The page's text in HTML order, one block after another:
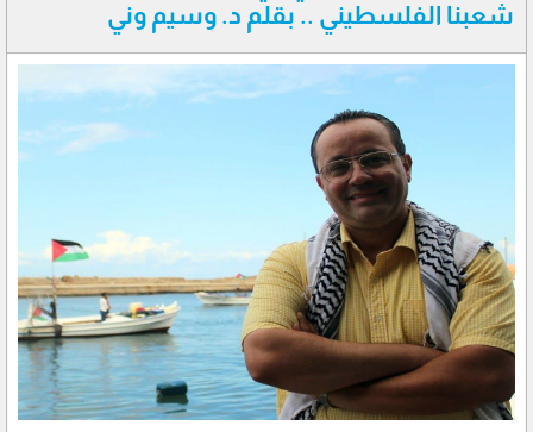
شعبنا الفلسطيني .. بقلم د. وسيم وني